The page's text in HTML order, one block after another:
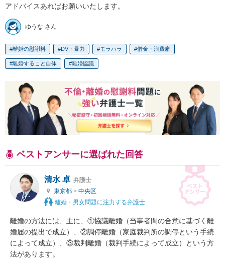
アドバイスあればお願いいたします。
ゆうな さん
離婚の慰謝料 DV・暴力 モラハラ 借金・浪費癖
離婚すること自体 離婚協議
ベストアンサーに選ばれた回答
清水 卓 弁護士
東京都 > 中央区
離婚・男女問題に注力する弁護士
離婚の方法には、主に、①協議離婚（当事者間の合意に基づく離
婚届の提出で成立）、②調停離婚（家庭裁判所の調停という手続
によって成立）、③裁判離婚（裁判手続によって成立）という方
法があります。